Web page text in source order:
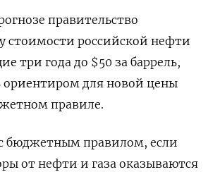
правительство
стоимости российской нефти
три года до $50 за баррель,
ориентиром для новой цены
‌правиле.
бюджетным правилом, если
от нефти и газа оказываются